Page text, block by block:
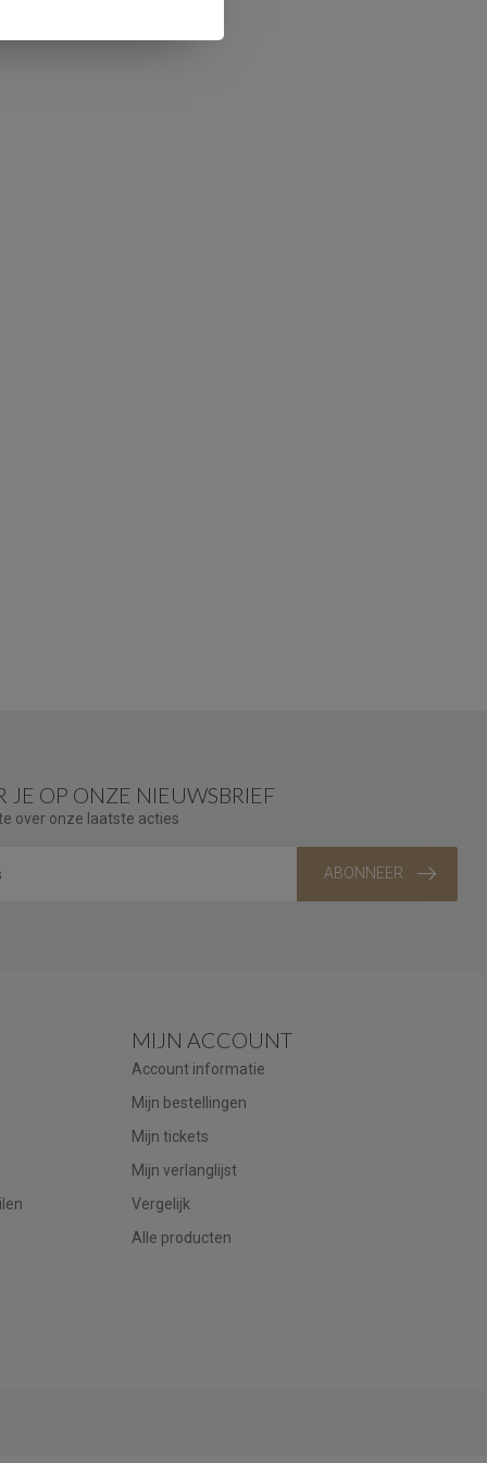
JE OP ONZE NIEUWSBRIEF
over onze laatste acties
ABONNEER
MIJN ACCOUNT
Account informatie
Mijn bestellingen
Mijn tickets
Mijn verlanglijst
Vergelijk
Alle producten